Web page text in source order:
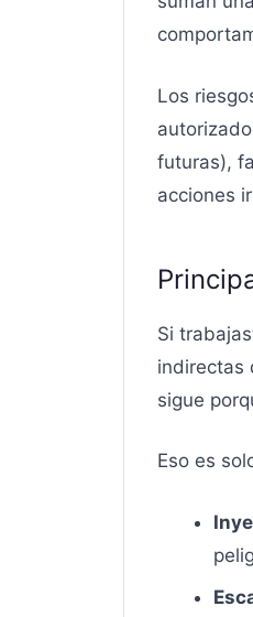
Los
futuras),
acciones
Si
indirectas
sigue
Eso es